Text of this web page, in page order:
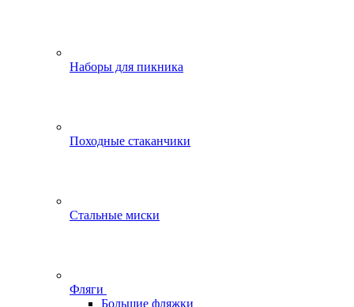
Наборы для пикника
Походные стаканчики
Стальные миски
Фляги
Большие фляжки